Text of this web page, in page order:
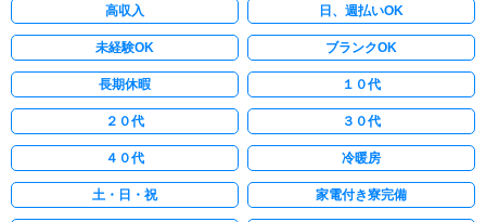
高収入 日、週払いOK
未経験OK ブランクOK
長期休暇 １０代
２０代 ３０代
４０代 冷暖房
土・日・祝 家電付き寮完備